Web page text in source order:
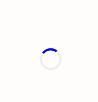
Quick Links